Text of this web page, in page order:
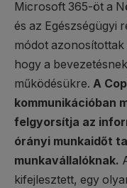
Microsoft 365-öt a
és az Egészségügyi
módot azonosítottak
hogy a
működésükre. A
kommunikációban
felgyorsítja az
órányi munkaidőt
munkavállalóknak.
kifejlesztett, egy